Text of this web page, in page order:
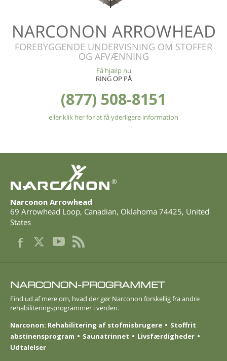
NARCONON ARROWHEAD
FOREBYGGENDE UNDERVISNING OM STOFFER
OG AFVÆNNING
Få hjælp nu
RING OP PÅ
(877) 508-8151
eller klik her for at få yderligere information
®
Narconon Arrowhead
69 Arrowhead Loop, Canadian, Oklahoma 74425, United
States
NARCONON-PROGRAMMET
Find ud af mere om, hvad der gør Narconon forskellig fra andre
rehabiliteringsprogrammer i verden.
Narconon: Rehabilitering af stofmisbrugere
Stoffrit
abstinensprogram
Saunatrinnet
Livsfærdigheder
Udtalelser